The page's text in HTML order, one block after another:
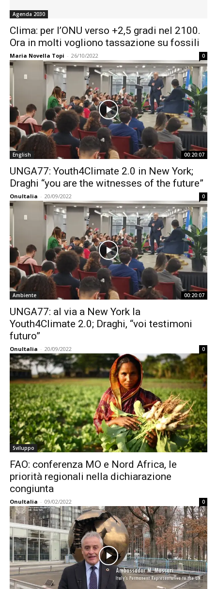
Agenda 2030
Clima: per l’ONU verso +2,5 gradi nel 2100.
Ora in molti vogliono tassazione su fossili
Maria Novella Topi - 26/10/2022 0
English 00:20:07
UNGA77: Youth4Climate 2.0 in New York;
Draghi “you are the witnesses of the future”
OnuItalia - 20/09/2022 0
Ambiente 00:20:07
UNGA77: al via a New York la
Youth4Climate 2.0; Draghi, “voi testimoni
futuro”
OnuItalia - 20/09/2022 0
Sviluppo
FAO: conferenza MO e Nord Africa, le
priorità regionali nella dichiarazione
congiunta
OnuItalia - 09/02/2022 0